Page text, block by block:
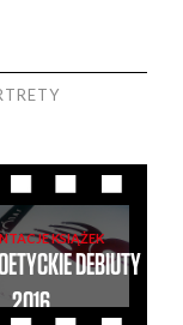
KSIĄŻEK
DEBIUTY
2016